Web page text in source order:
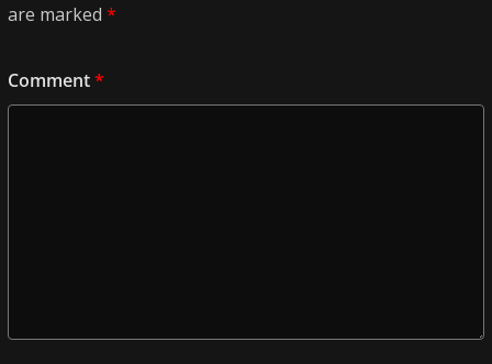
are marked *
Comment*